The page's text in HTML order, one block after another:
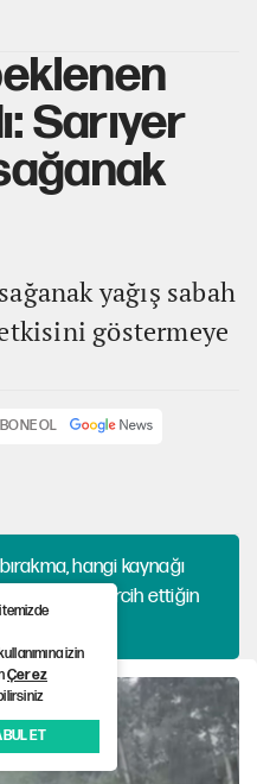
Sarıyer
yağış sabah
göstermeye
OL
hangi kaynağı
12punto'yu tercih ettiğin
ekle!
izin
Çerez
ET